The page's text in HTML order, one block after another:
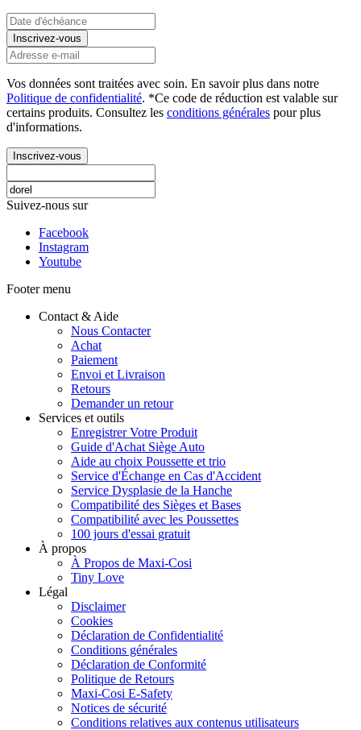
Inscrivez-vous
Vos données sont traitées avec soin. En savoir plus dans notre
Politique de confidentialité. *Ce code de réduction est valable sur
certains produits. Consultez les conditions générales pour plus
d'informations.
Inscrivez-vous
Suivez-nous sur
Facebook
Instagram
Youtube
Footer menu
Contact & Aide
Nous Contacter
Achat
Paiement
Envoi et Livraison
Retours
Demander un retour
Services et outils
Enregistrer Votre Produit
Guide d'Achat Siège Auto
Aide au choix Poussette et trio
Service d'Échange en Cas d'Accident
Service Dysplasie de la Hanche
Compatibilité des Sièges et Bases
Compatibilité avec les Poussettes
100 jours d'essai gratuit
À propos
À Propos de Maxi-Cosi
Tiny Love
Légal
Disclaimer
Cookies
Déclaration de Confidentialité
Conditions générales
Déclaration de Conformité
Politique de Retours
Maxi-Cosi E-Safety
Notices de sécurité
Conditions relatives aux contenus utilisateurs